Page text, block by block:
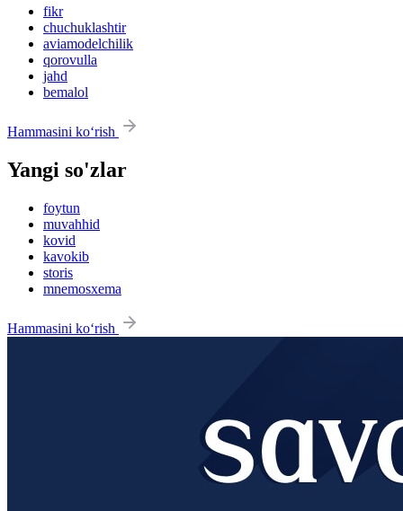
fikr
chuchuklashtir
aviamodelchilik
qorovulla
jahd
bemalol
Hammasini ko‘rish
Yangi so'zlar
foytun
muvahhid
kovid
kavokib
storis
mnemosxema
Hammasini ko‘rish